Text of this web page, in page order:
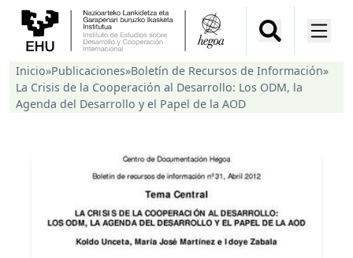
Inicio»Publicaciones»Boletín de Recursos de Información»
La Crisis de la Cooperación al Desarrollo: Los ODM, la
Agenda del Desarrollo y el Papel de la AOD